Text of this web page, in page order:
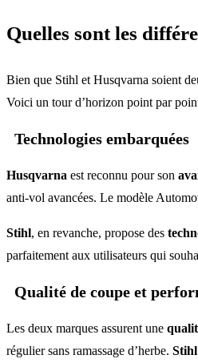
Quelles sont les
Bien que Stihl et Husqvarna soient
Voici un tour d’horizon point par
Technologies embarquées
Husqvarna est reconnu pour son
anti-vol avancées. Le modèle
Stihl, en revanche, propose des
parfaitement aux utilisateurs qui
Qualité de coupe et
Les deux marques assurent une
régulier sans ramassage d’herbe. Stihl